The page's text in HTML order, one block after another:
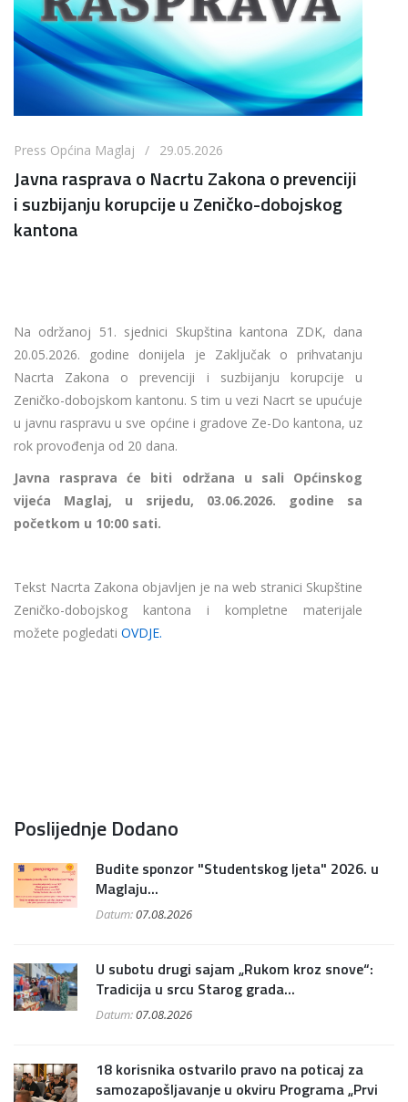
Press Općina Maglaj / 29.05.2026
Javna rasprava o Nacrtu Zakona o prevenciji
i suzbijanju korupcije u Zeničko-dobojskog
kantona
Na održanoj 51. sjednici Skupština kantona ZDK, dana
20.05.2026. godine donijela je Zaključak o prihvatanju
Nacrta Zakona o prevenciji i suzbijanju korupcije u
Zeničko-dobojskom kantonu. S tim u vezi Nacrt se upućuje
u javnu raspravu u sve općine i gradove Ze-Do kantona, uz
rok provođenja od 20 dana.
Javna rasprava će biti održana u sali Općinskog
vijeća Maglaj, u srijedu, 03.06.2026. godine sa
početkom u 10:00 sati.
Tekst Nacrta Zakona objavljen je na web stranici Skupštine
Zeničko-dobojskog kantona i kompletne materijale
možete pogledati OVDJE.
Poslijednje Dodano
Budite sponzor "Studentskog ljeta" 2026. u
Maglaju...
Datum:07.08.2026
U subotu drugi sajam „Rukom kroz snove“:
Tradicija u srcu Starog grada...
Datum:07.08.2026
18 korisnika ostvarilo pravo na poticaj za
samozapošljavanje u okviru Programa „Prvi